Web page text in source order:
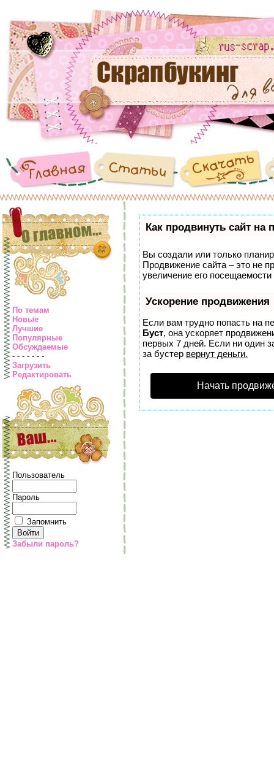
По темам
Новые
Лучшие
Популярные
Обсуждаемые
- - - - - - -
Загрузить
Редактировать
Пользователь
Пароль
Запомнить
Забыли пароль?
Как продвинуть сайт на
Вы создали или только
Продвижение сайта – это не
увеличение его
Ускорение продвижения
Если вам трудно попасть на
Буст, она ускоряет
первых 7 дней. Если ни один
за бустер вернут деньги.
Начать